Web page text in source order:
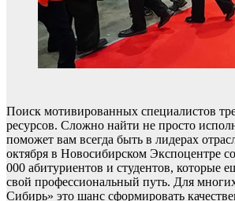
Поиск мотивированных специалистов
ресурсов. Сложно найти не просто
поможет вам всегда быть в лидерах
октября в Новосибирском Экспоцентре
000 абитуриентов и студентов, которые
свой профессиональный путь. Для
Сибирь» это шанс сформировать